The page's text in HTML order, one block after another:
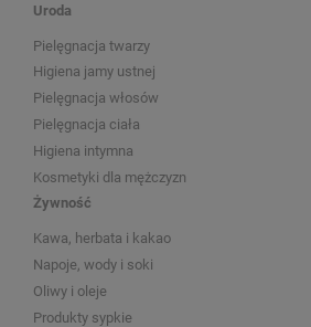
Uroda
Pielęgnacja twarzy
Higiena jamy ustnej
Pielęgnacja włosów
Pielęgnacja ciała
Higiena intymna
Kosmetyki dla mężczyzn
Żywność
Kawa, herbata i kakao
Napoje, wody i soki
Oliwy i oleje
Produkty sypkie